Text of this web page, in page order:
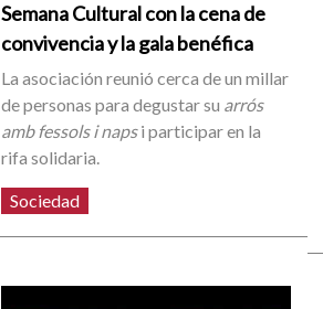
Semana Cultural con la cena de
convivencia y la gala benéfica
La asociación reunió cerca de un millar
de personas para degustar su arrós
amb fessols i napsi participar en la
rifa solidaria.
Sociedad